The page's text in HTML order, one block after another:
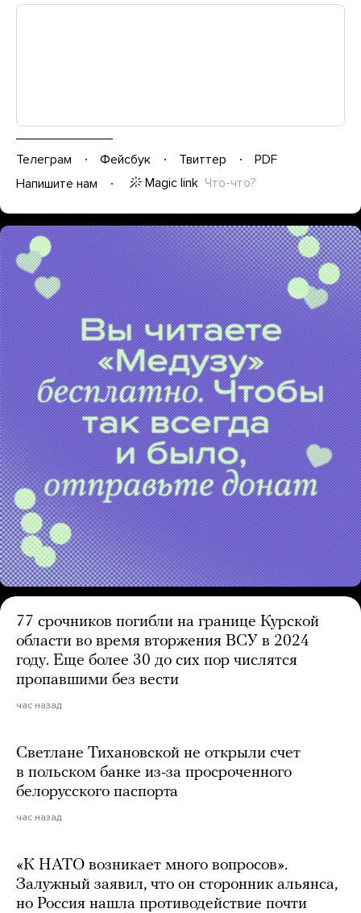
Телеграм Фейсбук Твиттер
PDF
Напишите нам
Magic link Что-что?
77 срочников погибли на границе Курской
области во время вторжения ВСУ в 2024
году. Еще более 30 до сих пор числятся
пропавшими без вести
час назад
Светлане Тихановской не открыли счет
в польском банке из-за просроченного
белорусского паспорта
час назад
«К НАТО возникает много вопросов».
Залужный заявил, что он сторонник альянса,
но Россия нашла противодействие почти